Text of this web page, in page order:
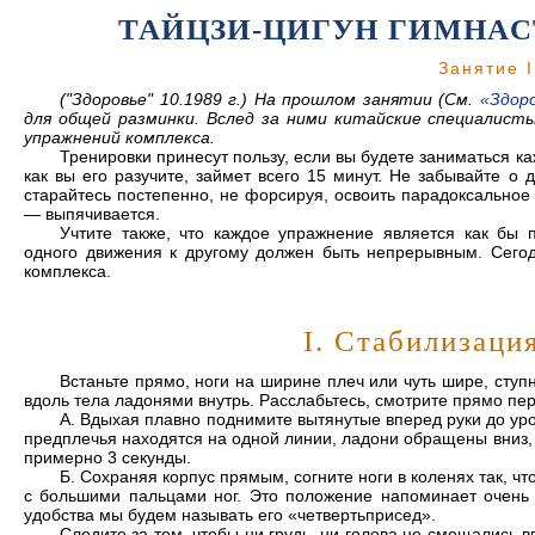
ТАЙЦЗИ-ЦИГУН
Занятие
("Здоровье" 10.1989 г.) На прошлом занятии (См.
для общей разминки. Вслед за ними китайские
упражнений комплекса.
Тренировки принесут пользу, если вы будете заниматься
как вы его разучите, займет всего 15 минут. Не забывайте
старайтесь постепенно, не форсируя, освоить
— выпячивается.
Учтите также, что каждое упражнение является как
одного движения к другому должен быть непрерывным.
комплекса.
I.
Встаньте прямо, ноги на ширине плеч или чуть шире,
вдоль тела ладонями внутрь. Расслабьтесь, смотрите прямо
А. Вдыхая плавно поднимите вытянутые вперед руки до
предплечья находятся на одной линии, ладони обращены
примерно 3 секунды.
Б. Сохраняя корпус прямым, согните ноги в коленях так,
с большими пальцами ног. Это положение напоминает
удобства мы будем называть его «четвертьприсед».